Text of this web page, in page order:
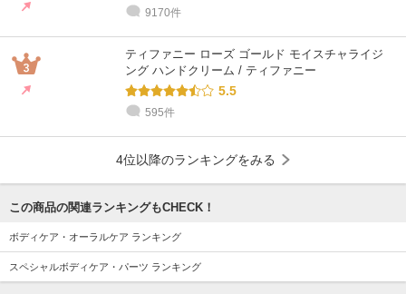
9170件
ティファニー ローズ ゴールド モイスチャライジ
ング ハンドクリーム / ティファニー
5.5
595件
4位以降のランキングをみる
この商品の関連ランキングもCHECK！
ボディケア・オーラルケア ランキング
スペシャルボディケア・パーツ ランキング